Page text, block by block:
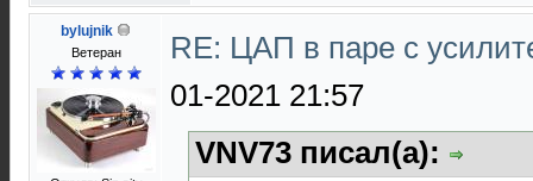
bylujnik
Ветеран
RE: ЦАП в паре с
01-2021 21:57
VNV73 писал(а):